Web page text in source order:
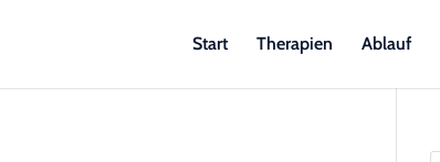
Start Therapien Ablauf